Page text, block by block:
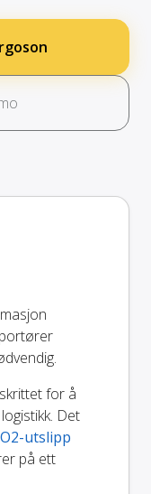
for å
Det
utslipp
på ett